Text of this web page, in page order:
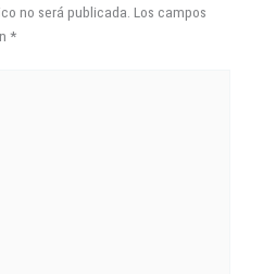
no será publicada. Los campos
*